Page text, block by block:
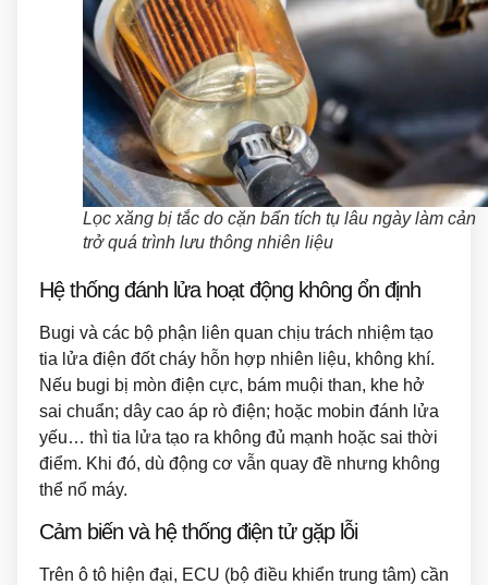
Lọc xăng bị tắc do cặn bẩn tích tụ lâu ngày làm cản
trở quá trình lưu thông nhiên liệu
Hệ thống đánh lửa hoạt động không ổn định
Bugi và các bộ phận liên quan chịu trách nhiệm tạo
tia lửa điện đốt cháy hỗn hợp nhiên liệu, không khí.
Nếu bugi bị mòn điện cực, bám muội than, khe hở
sai chuẩn; dây cao áp rò điện; hoặc mobin đánh lửa
yếu… thì tia lửa tạo ra không đủ mạnh hoặc sai thời
điểm. Khi đó, dù động cơ vẫn quay đề nhưng không
thể nổ máy.
Cảm biến và hệ thống điện tử gặp lỗi
Trên ô tô hiện đại, ECU (bộ điều khiển trung tâm) cần